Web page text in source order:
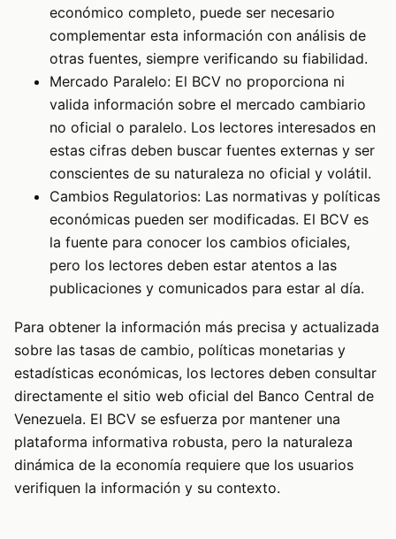
económico completo, puede ser necesario
complementar esta información con análisis de
otras fuentes, siempre verificando su fiabilidad.
Mercado Paralelo: El BCV no proporciona ni
valida información sobre el mercado cambiario
no oficial o paralelo. Los lectores interesados en
estas cifras deben buscar fuentes externas y ser
conscientes de su naturaleza no oficial y volátil.
Cambios Regulatorios: Las normativas y políticas
económicas pueden ser modificadas. El BCV es
la fuente para conocer los cambios oficiales,
pero los lectores deben estar atentos a las
publicaciones y comunicados para estar al día.
Para obtener la información más precisa y actualizada
sobre las tasas de cambio, políticas monetarias y
estadísticas económicas, los lectores deben consultar
directamente el sitio web oficial del Banco Central de
Venezuela. El BCV se esfuerza por mantener una
plataforma informativa robusta, pero la naturaleza
dinámica de la economía requiere que los usuarios
verifiquen la información y su contexto.